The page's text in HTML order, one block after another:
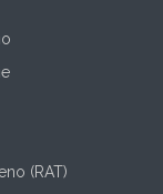
(RAT)